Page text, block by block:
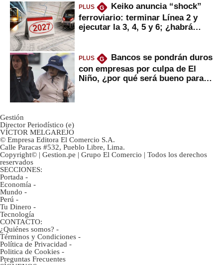
PLUS G
Keiko anuncia “shock”
ferroviario: terminar Línea 2 y
ejecutar la 3, 4, 5 y 6; ¿habrá
PLUS G
Bancos se pondrán duros
con empresas por culpa de El
Niño, ¿por qué será bueno para
Gestión
Director Periodístico (e)
VÍCTOR MELGAREJO
© Empresa Editora El Comercio S.A.
Calle Paracas #532, Pueblo Libre, Lima.
Copyright© | Gestion.pe | Grupo El Comercio | Todos los derechos
reservados
SECCIONES:
Portada -
Economía -
Mundo -
Perú -
Tu Dinero -
Tecnología
CONTACTO:
¿Quiénes somos? -
Términos y Condiciones -
Política de Privacidad -
Politica de Cookies -
Preguntas Frecuentes